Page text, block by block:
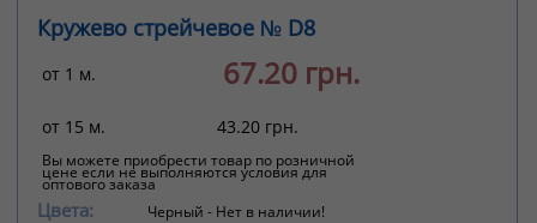
Кружево стрейчевое № D8
от 1 м. 67.20 грн.
от 15 м. 43.20 грн.
Вы можете приобрести товар по розничной
цене если не выполняются условия для
оптового заказа
Цвета: Черный - Нет в наличии!